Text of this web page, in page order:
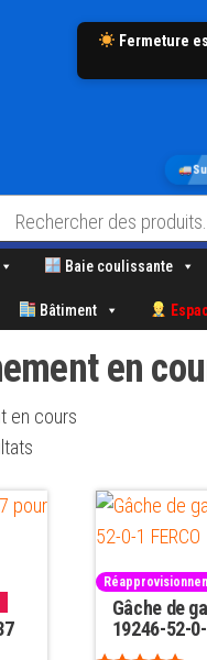
Fermeture
Baie coulissante
Bâtiment
en
en cours
popularité
Gâche de
19246-52-